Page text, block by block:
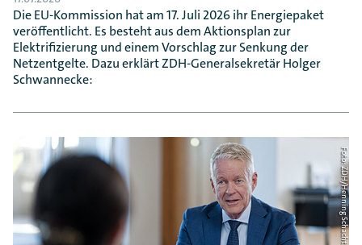
Die EU-Kommission hat am 17. Juli 2026 ihr Energiepaket
veröffentlicht. Es besteht aus dem Aktionsplan zur
Elektrifizierung und einem Vorschlag zur Senkung der
Netzentgelte. Dazu erklärt ZDH-Generalsekretär Holger
Schwannecke:
Foto: ZDH/Henning Schacht